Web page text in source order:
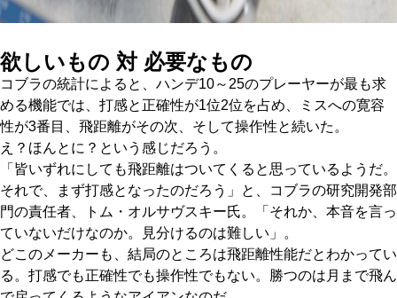
欲しいもの 対 必要なもの
コブラの統計によると、ハンデ10～25のプレーヤーが最も求
める機能では、打感と正確性が1位2位を占め、ミスへの寛容
性が3番目、飛距離がその次、そして操作性と続いた。
え？ほんとに？という感じだろう。
「皆いずれにしても飛距離はついてくると思っているようだ。
それで、まず打感となったのだろう」と、コブラの研究開発部
門の責任者、トム・オルサヴスキー氏。「それか、本音を言っ
ていないだけなのか。見分けるのは難しい」。
どこのメーカーも、結局のところは飛距離性能だとわかってい
る。打感でも正確性でも操作性でもない。勝つのは月まで飛ん